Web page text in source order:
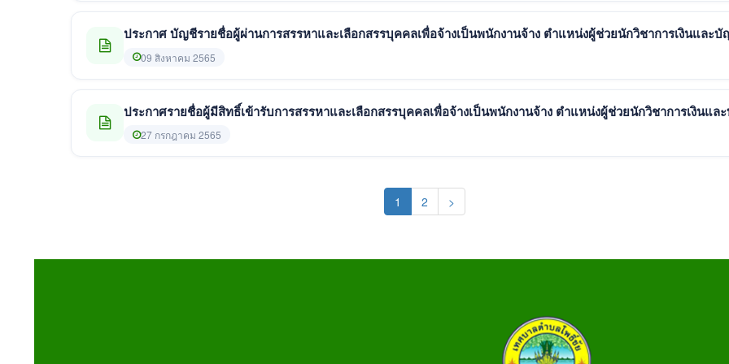
ประกาศ บัญชีรายชื่อผู้ผ่านการสรรหาและเลือกสรรบุคคลเพื่อจ้างเป็นพนักงานจ้าง ตำแหน่งผู้ช่วยนักวิชาการเงินและ
09 สิงหาคม 2565
ประกาศรายชื่อผู้มีสิทธิ์เข้ารับการสรรหาและเลือกสรรบุคคลเพื่อจ้างเป็นพนักงานจ้าง ตำแหน่งผู้ช่วยนักวิชาการเงินแล
27 กรกฎาคม 2565
1 (current)
2 >